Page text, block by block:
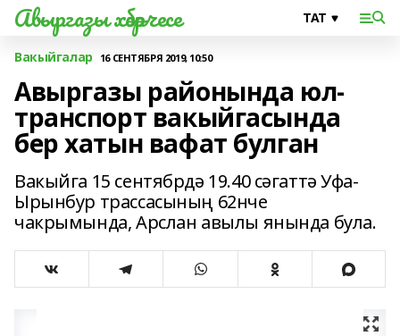
Авыргазы хәбәрчесе
Вакыйгалар 16 СЕНТЯБРЯ 2019, 10:50
Авыргазы районында юл-
транспорт вакыйгасында
бер хатын вафат булган
Вакыйга 15 сентябрдә 19.40 сәгаттә Уфа-
Ырынбур трассасының 62нче
чакрымында, Арслан авылы янында була.